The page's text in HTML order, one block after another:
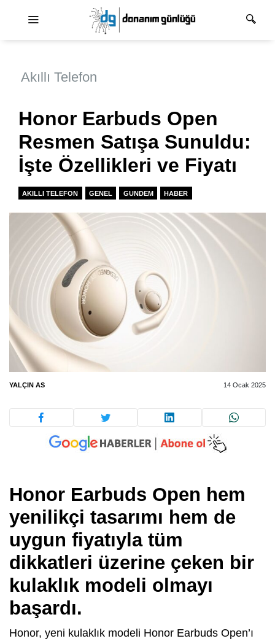
Akıllı Telefon
Honor Earbuds Open
Resmen Satışa Sunuldu:
İşte Özellikleri ve Fiyatı
AKILLI TELEFON GENEL GUNDEM HABER
YALÇIN AS 14 Ocak 2025
Honor Earbuds Open hem
yenilikçi tasarımı hem de
uygun fiyatıyla tüm
dikkatleri üzerine çeken bir
kulaklık modeli olmayı
başardı.
Honor, yeni kulaklık modeli Honor Earbuds Open’ı